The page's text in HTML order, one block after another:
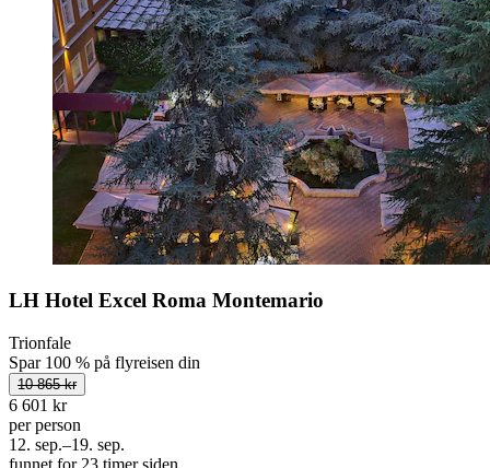
LH Hotel Excel Roma Montemario
Trionfale
Spar 100 % på flyreisen din
10 865 kr
6 601 kr
per person
12. sep.–19. sep.
funnet for 23 timer siden